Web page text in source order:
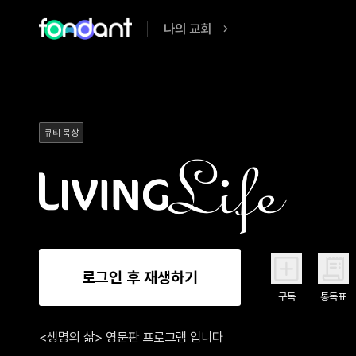
나의 교회
큐티·묵상
로그인 후 재생하기
구독 통독표
<생명의 삶> 영문판 프로그램 입니다